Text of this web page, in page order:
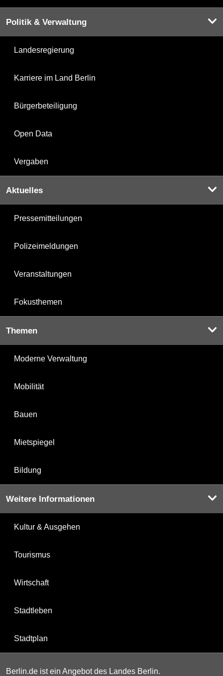
Politik & Verwaltung
Landesregierung
Karriere im Land Berlin
Bürgerbeteiligung
Open Data
Vergaben
Aktuelles
Pressemitteilungen
Polizeimeldungen
Veranstaltungen
Fokusthemen
Themen
Moderne Verwaltung
Mobilität
Bauen
Mietspiegel
Bildung
Weitere Informationen
Kultur & Ausgehen
Tourismus
Wirtschaft
Stadtleben
Stadtplan
Berlin.de ist ein Angebot des Landes Berlin.